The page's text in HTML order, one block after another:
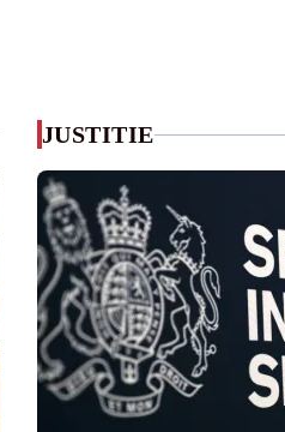
JUSTITIE